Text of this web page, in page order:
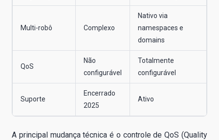
Multi-robô Complexo
Nativo via
namespaces e
domains
QoS
Não
configurável
Totalmente
configurável
Suporte
Encerrado
2025
Ativo
A principal mudança técnica é o controle de QoS (Quality